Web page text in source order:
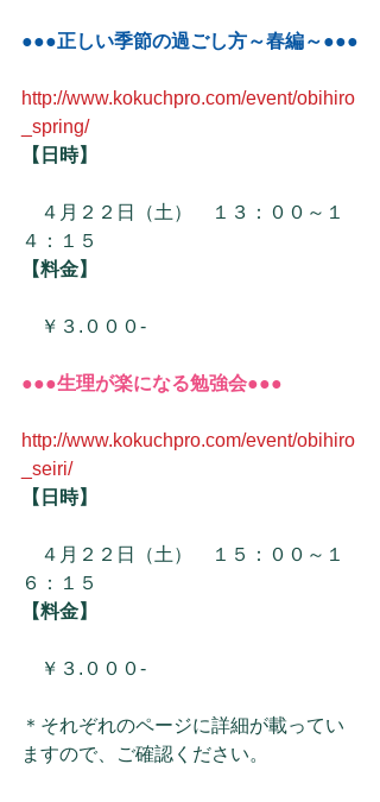
●●●正しい季節の過ごし方～春編～●●●
http://www.kokuchpro.com/event/obihiro
_spring/
【日時】
４月２２日（土）　１３：００～１
４：１５
【料金】
￥３.０００-
●●●生理が楽になる勉強会●●●
http://www.kokuchpro.com/event/obihiro
_seiri/
【日時】
４月２２日（土）　１５：００～１
６：１５
【料金】
￥３.０００-
＊それぞれのページに詳細が載ってい
ますので、ご確認ください。